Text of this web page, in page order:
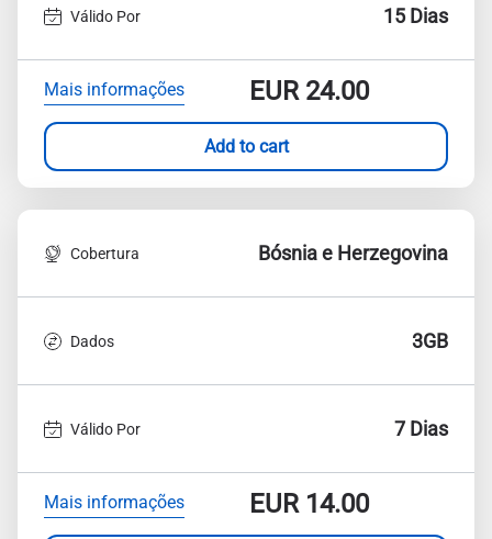
Válido Por 15 Dias
Mais informações EUR24.00
Add to cart
Cobertura Bósnia e Herzegovina
Dados 3GB
Válido Por 7 Dias
Mais informações EUR14.00